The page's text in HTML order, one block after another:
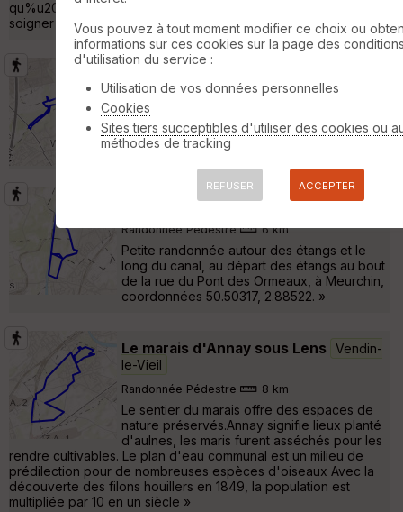
qu%u2019ils remplissaient d%u2019eau car elle permettait de
soigner les yeux. Plusieurs espaces de nature sont »
Randonnée Pédestre 10 km 110 m
Au départ du parking rue Léon Lagrange.
Parking on le voit pas . Il se trouve après le
pont de chemin de fer »
Les étangs de Meurchin Wingles
Randonnée Pédestre 6 km
Petite randonnée autour des étangs et le
long du canal, au départ des étangs au bout
de la rue du Pont des Ormeaux, à Meurchin,
coordonnées 50.50317, 2.88522. »
Le marais d'Annay sous Lens
Vendin-
le-Vieil
Randonnée Pédestre 8 km
Le sentier du marais offre des espaces de
nature préservés.Annay signifie lieux planté
d'aulnes, les maris furent asséchés pour les
rendre cultivables. Le plan d'eau communal est un milieu de
prédilection pour de nombreuses espèces d'oiseaux Avec la
découverte des filons houillers en 1849, la population est
multipliée par 10 en un siècle »
Vous pouvez à tout moment modifier ce choix ou
informations sur ces cookies sur la page des
d'utilisation du service :
Utilisation de vos données personnelles
Cookies
Sites tiers succeptibles d'utiliser des cookies ou
méthodes de tracking
REFUSER ACCEPTER